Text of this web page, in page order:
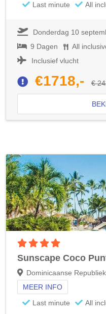
Last minute
All
Donderdag 10
9 Dagen
All
Inclusief vlucht
€1718,- €
Sunscape Coco
Dominicaanse
MEER INFO
Last minute
All